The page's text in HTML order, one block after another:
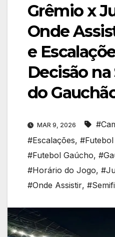
Grêmio x
Onde
e
Decisão
do
MAR 9, 2026
#Escalações,
#Futebol Gaúcho,
#Horário do Jogo,
#Onde Assistir,